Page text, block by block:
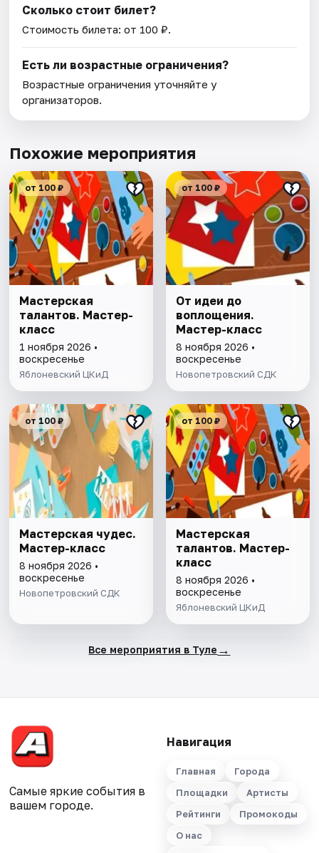
Сколько стоит билет?
Стоимость билета: от 100 ₽.
Есть ли возрастные ограничения?
Возрастные ограничения уточняйте у
организаторов.
Похожие мероприятия
от 100 ₽
Мастерская
талантов. Мастер-
класс
1 ноября 2026 •
воскресенье
Яблоневский ЦКиД
от 100 ₽
От идеи до
воплощения.
Мастер-класс
8 ноября 2026 •
воскресенье
Новопетровский СДК
от 100 ₽
Мастерская чудес.
Мастер-класс
8 ноября 2026 •
воскресенье
Новопетровский СДК
от 100 ₽
Мастерская
талантов. Мастер-
класс
8 ноября 2026 •
воскресенье
Яблоневский ЦКиД
Все мероприятия в Туле →
Самые яркие события в
вашем городе.
Навигация
Главная
Города
Площадки
Артисты
Рейтинги
Промокоды
О нас